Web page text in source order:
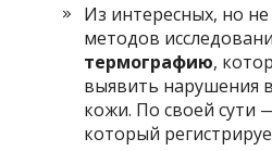
Из интересных, но
методов
термографию,
выявить нарушения
кожи. По своей сути
который